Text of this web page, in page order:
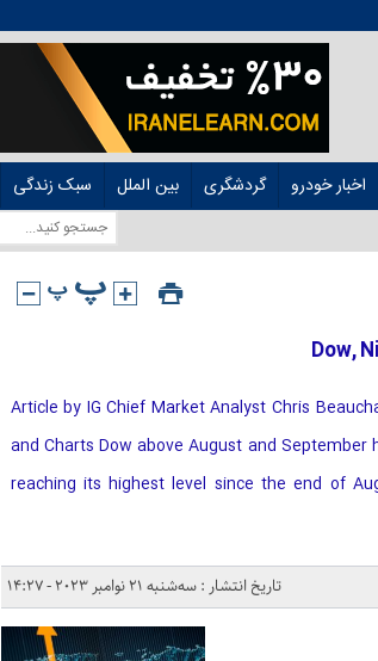
اخبار خودرو گردشگری بین الملل سبک زندگی
Dow,
[ad_1] Article by IG Chief Market Analyst Chris
and Charts ​​​Dow above August and September
reaching its highest level since the end of
تاریخ انتشار : سه‌شنبه 21 نوامبر 2023 - 14:27